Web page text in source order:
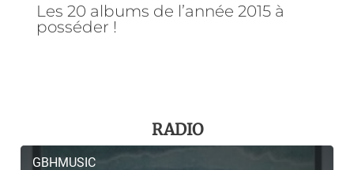
Les 20 albums de l’année 2015 à
posséder !
RADIO